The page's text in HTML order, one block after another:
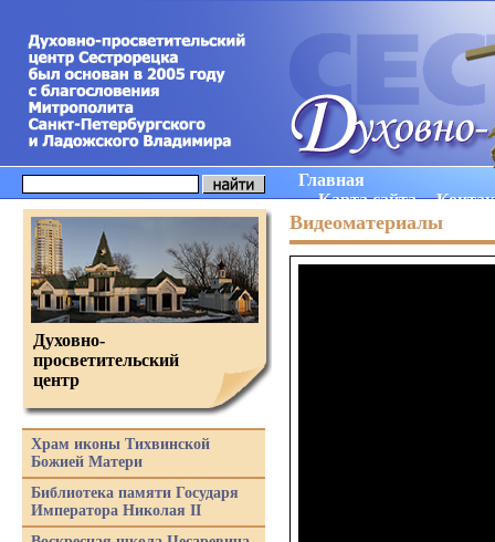
Главная
Карта сайта
Видеоматериалы
Духовно-
просветительский
центр
Храм иконы Тихвинской
Божией Матери
Библиотека памяти Государя
Императора Николая II